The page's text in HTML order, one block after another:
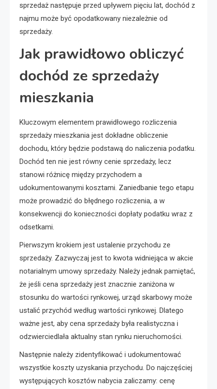
sprzedaż następuje przed upływem pięciu lat, dochód z
najmu może być opodatkowany niezależnie od
sprzedaży.
Jak prawidłowo obliczyć
dochód ze sprzedaży
mieszkania
Kluczowym elementem prawidłowego rozliczenia
sprzedaży mieszkania jest dokładne obliczenie
dochodu, który będzie podstawą do naliczenia podatku.
Dochód ten nie jest równy cenie sprzedaży, lecz
stanowi różnicę między przychodem a
udokumentowanymi kosztami. Zaniedbanie tego etapu
może prowadzić do błędnego rozliczenia, a w
konsekwencji do konieczności dopłaty podatku wraz z
odsetkami.
Pierwszym krokiem jest ustalenie przychodu ze
sprzedaży. Zazwyczaj jest to kwota widniejąca w akcie
notarialnym umowy sprzedaży. Należy jednak pamiętać,
że jeśli cena sprzedaży jest znacznie zaniżona w
stosunku do wartości rynkowej, urząd skarbowy może
ustalić przychód według wartości rynkowej. Dlatego
ważne jest, aby cena sprzedaży była realistyczna i
odzwierciedlała aktualny stan rynku nieruchomości.
Następnie należy zidentyfikować i udokumentować
wszystkie koszty uzyskania przychodu. Do najczęściej
występujących kosztów nabycia zaliczamy: cenę